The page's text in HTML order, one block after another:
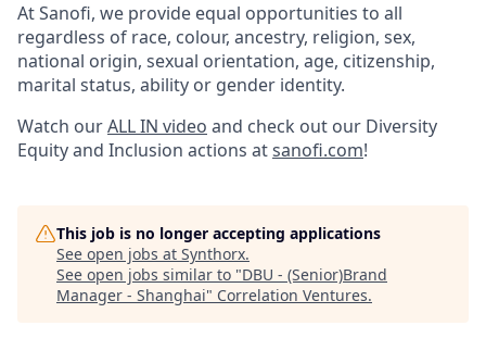
At Sanofi, we provide equal opportunities to all
regardless of race, colour, ancestry, religion, sex,
national origin, sexual orientation, age, citizenship,
marital status, ability or gender identity.
Watch ourALL IN video and check out our Diversity
Equity and Inclusion actions atsanofi.com!
This job is no longer accepting applications
See open jobs at Synthorx.
See open jobs similar to "DBU - (Senior)Brand
Manager - Shanghai" Correlation Ventures.